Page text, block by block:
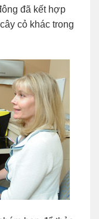
đã kết hợp
cỏ khác trong